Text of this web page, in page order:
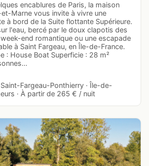
encablures de Paris, la maison
Marne vous invite à vivre une
à bord de la Suite flottante Supérieure.
l'eau, bercé par le doux clapotis des
end romantique ou une escapade
à Saint Fargeau, en Île-de-France.
: House Boat Superficie : 28 m²
Fargeau-Ponthierry · Île-de-
· À partir de 265 € / nuit